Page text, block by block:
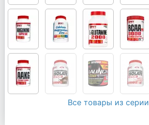
Все товары из серии